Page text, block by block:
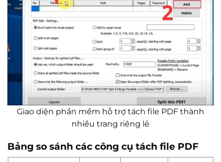
Giao diện phần mềm hỗ trợ tách file PDF thành
nhiều trang riêng lẻ
Bảng so sánh các công cụ tách file PDF